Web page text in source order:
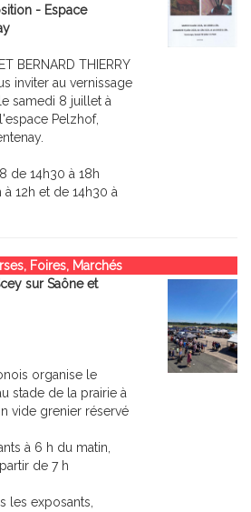
- Espace
BERNARD THIERRY
inviter au vernissage
samedi 8 juillet à
Pelzhof,
de 14h30 à 18h
12h et de 14h30 à
Foires, Marchés
sur Saône et
organise le
stade de la prairie à
vide grenier réservé
à 6 h du matin,
de 7 h
les exposants,